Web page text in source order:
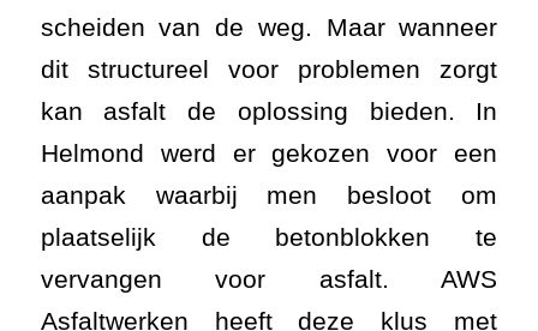
scheiden van de weg. Maar wanneer
dit structureel voor problemen zorgt
kan asfalt de oplossing bieden. In
Helmond werd er gekozen voor een
aanpak waarbij men besloot om
plaatselijk de betonblokken te
vervangen voor asfalt. AWS
Asfaltwerken heeft deze klus met